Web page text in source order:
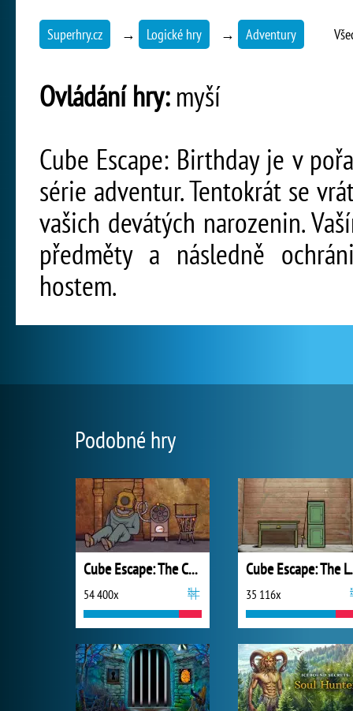
Superhry.cz → Logické hry → Adventury
Ovládání hry:myší
Cube Escape: Birthday je v
série adventur. Tentokrát se
vašich devátých narozenin.
předměty a následně
hostem.
Podobné hry
Cube Escape: The Cave
54 400x 35 116x